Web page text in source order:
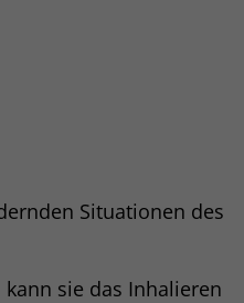
Situationen des
sie das Inhalieren